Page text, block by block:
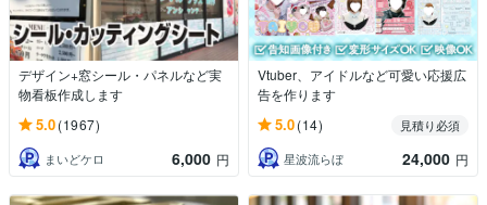
デザイン+窓シール・パネルなど実
物看板作成します
5.0(1967)
まいどケロ 6,000 円
Vtuber、アイドルなど可愛い応援広
告を作ります
5.0(14)
見積り必須
星波流らぼ
24,000 円